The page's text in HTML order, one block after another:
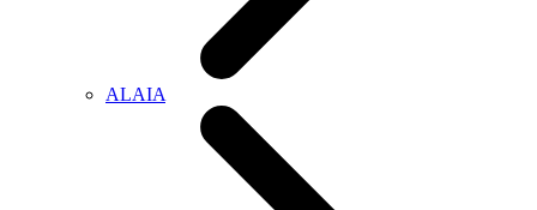
ALAIA